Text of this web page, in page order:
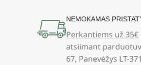
NEMOKAMAS
Perkantiems už 35€
atsiimant
67, Panevėžys LT-